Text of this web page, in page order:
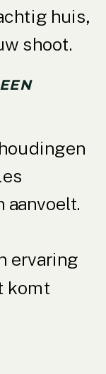
huis,
shoot.
aanvoelt.
ervaring
komt